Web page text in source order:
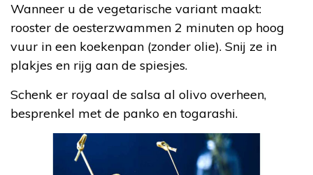
Wanneer u de vegetarische variant maakt:
rooster de oesterzwammen 2 minuten op hoog
vuur in een koekenpan (zonder olie). Snij ze in
plakjes en rijg aan de spiesjes.
Schenk er royaal de salsa al olivo overheen,
besprenkel met de panko en togarashi.